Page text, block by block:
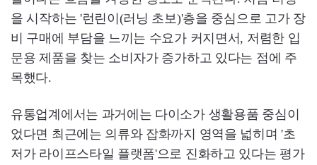
을 시작하는 '런린이(러닝 초보)'층을 중심으로 고가 장
비 구매에 부담을 느끼는 수요가 커지면서, 저렴한 입
문용 제품을 찾는 소비자가 증가하고 있다는 점에 주
목했다.
유통업계에서는 과거에는 다이소가 생활용품 중심이
었다면 최근에는 의류와 잡화까지 영역을 넓히며 '초
저가 라이프스타일 플랫폼'으로 진화하고 있다는 평가